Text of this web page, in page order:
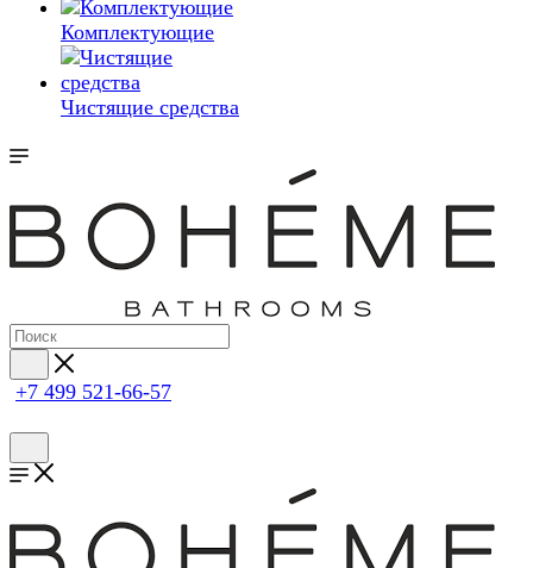
Комплектующие
Чистящие средства
+7 499 521-66-57